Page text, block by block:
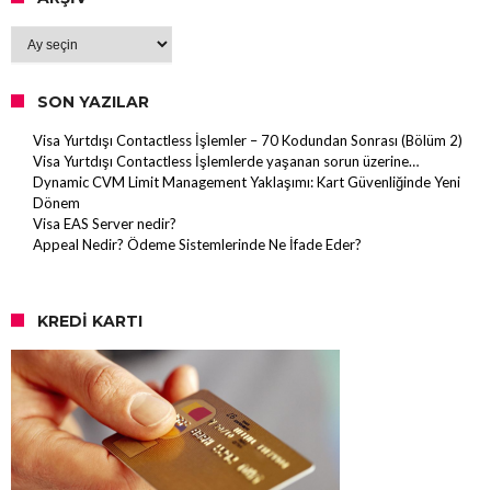
SON YAZILAR
Visa Yurtdışı Contactless İşlemler – 70 Kodundan Sonrası (Bölüm 2)
Visa Yurtdışı Contactless İşlemlerde yaşanan sorun üzerine…
Dynamic CVM Limit Management Yaklaşımı: Kart Güvenliğinde Yeni
Dönem
Visa EAS Server nedir?
Appeal Nedir? Ödeme Sistemlerinde Ne İfade Eder?
KREDI KARTI